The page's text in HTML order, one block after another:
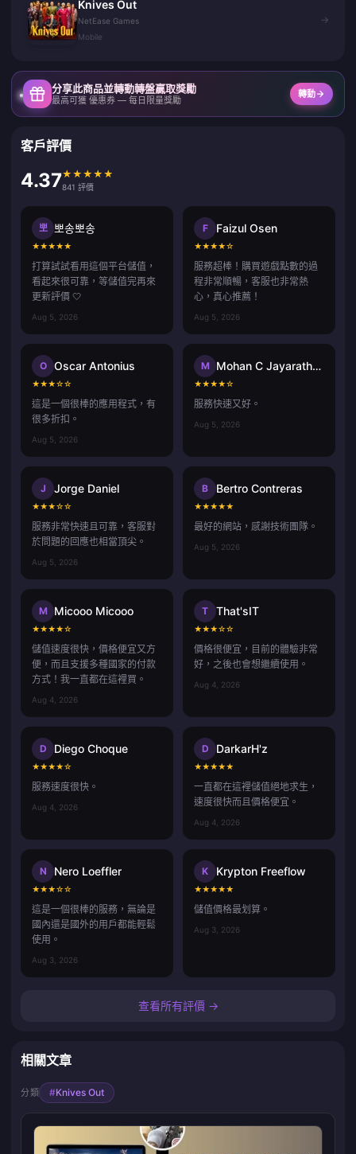
Knives Out
NetEase Games
Mobile
→
分享此商品並轉動轉盤贏取獎勵
最高可獲 優惠券 — 每日限量獎勵
轉動
客戶評價
4.37★ ★ ★ ★ ★
841 評價
뽀 뽀송뽀송
★★★★★
打算試試看用這個平台儲值，
看起來很可靠，等儲值完再來
更新評價 🤍
Aug 5, 2026
F Faizul Osen
★★★★☆
服務超棒！購買遊戲點數的過
程非常順暢，客服也非常熱
心，真心推薦！
Aug 5, 2026
O Oscar Antonius
★★★☆☆
這是一個很棒的應用程式，有
很多折扣。
Aug 5, 2026
M Mohan C Jayarathna
★★★★☆
服務快速又好。
Aug 5, 2026
J Jorge Daniel
★★★☆☆
服務非常快速且可靠，客服對
於問題的回應也相當頂尖。
Aug 5, 2026
B Bertro Contreras
★★★★★
最好的網站，感謝技術團隊。
Aug 5, 2026
M Micooo Micooo
★★★★☆
儲值速度很快，價格便宜又方
便，而且支援多種國家的付款
方式！我一直都在這裡買。
Aug 4, 2026
T That'sIT
★★★☆☆
價格很便宜，目前的體驗非常
好，之後也會想繼續使用。
Aug 4, 2026
D Diego Choque
★★★★☆
服務速度很快。
Aug 4, 2026
D DarkarH'z
★★★★★
一直都在這裡儲值絕地求生，
速度很快而且價格便宜。
Aug 4, 2026
N Nero Loeffler
★★★☆☆
這是一個很棒的服務，無論是
國內還是國外的用戶都能輕鬆
使用。
Aug 3, 2026
K Krypton Freeflow
★★★★★
儲值價格最划算。
Aug 3, 2026
查看所有評價 →
相關文章
分類 #Knives Out